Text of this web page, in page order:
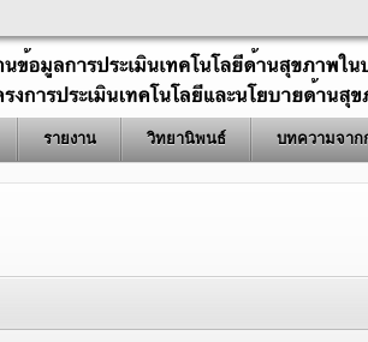
รายงาน วิทยานิพนธ์ บทความจาก